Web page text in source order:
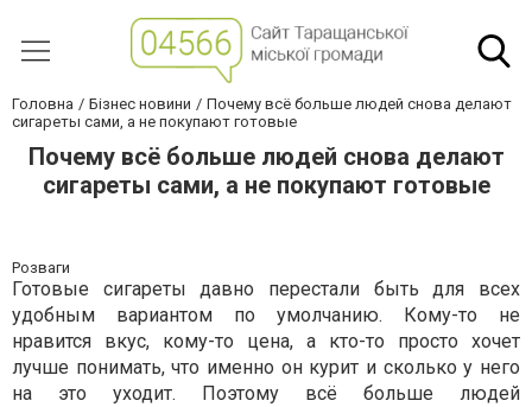
Головна Бізнес новини
Почему всё больше людей снова делают
сигареты сами, а не покупают готовые
Почему всё больше людей снова делают
сигареты сами, а не покупают готовые
Розваги
Готовые сигареты давно перестали быть для всех
удобным вариантом по умолчанию. Кому-то не
нравится вкус, кому-то цена, а кто-то просто хочет
лучше понимать, что именно он курит и сколько у него
на это уходит. Поэтому всё больше людей